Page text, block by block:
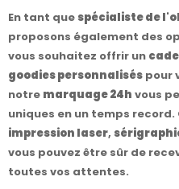
En tant quespécialiste de
proposons également des
vous souhaitez offrir un
goodies personnalisés pour
notre marquage 24h vous
uniques en un temps
impression laser,
vous pouvez être sûr de
toutes vos attentes.